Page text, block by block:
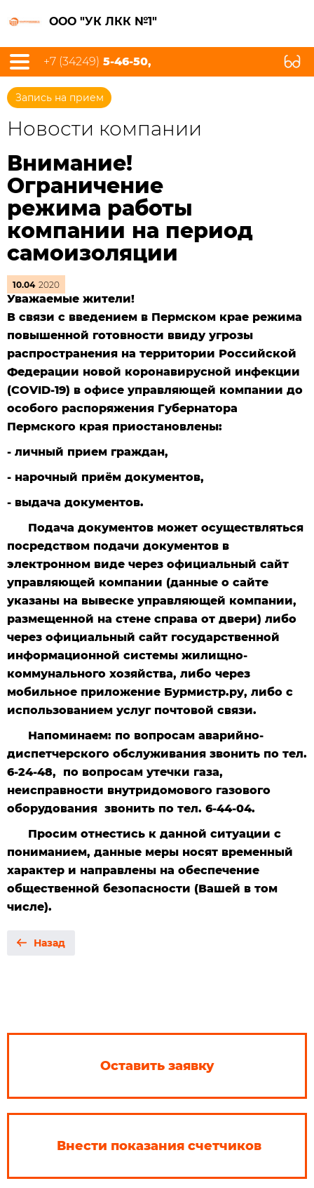
ООО "УК ЛКК №1"
+7 (34249) 5-46-50,
Запись на прием
Новости компании
Внимание!
Ограничение
режима работы
компании на период
самоизоляции
10.04 2020
Уважаемые жители!
В связи с введением в Пермском крае режима
повышенной готовности ввиду угрозы
распространения на территории Российской
Федерации новой коронавирусной инфекции
(COVID-19) в офисе управляющей компании до
особого распоряжения Губернатора
Пермского края приостановлены:
- личный прием граждан,
- нарочный приём документов,
- выдача документов.
Подача документов может осуществляться
посредством подачи документов в
электронном виде через официальный сайт
управляющей компании (данные о сайте
указаны на вывеске управляющей компании,
размещенной на стене справа от двери) либо
через официальный сайт государственной
информационной системы жилищно-
коммунального хозяйства, либо через
мобильное приложение Бурмистр.ру, либо с
использованием услуг почтовой связи.
Напоминаем: по вопросам аварийно-
диспетчерского обслуживания звонить по тел.
6-24-48, по вопросам утечки газа,
неисправности внутридомового газового
оборудования звонить по тел. 6-44-04.
Просим отнестись к данной ситуации с
пониманием, данные меры носят временный
характер и направлены на обеспечение
общественной безопасности (Вашей в том
числе).
Назад
Оставить заявку
Внести показания счетчиков